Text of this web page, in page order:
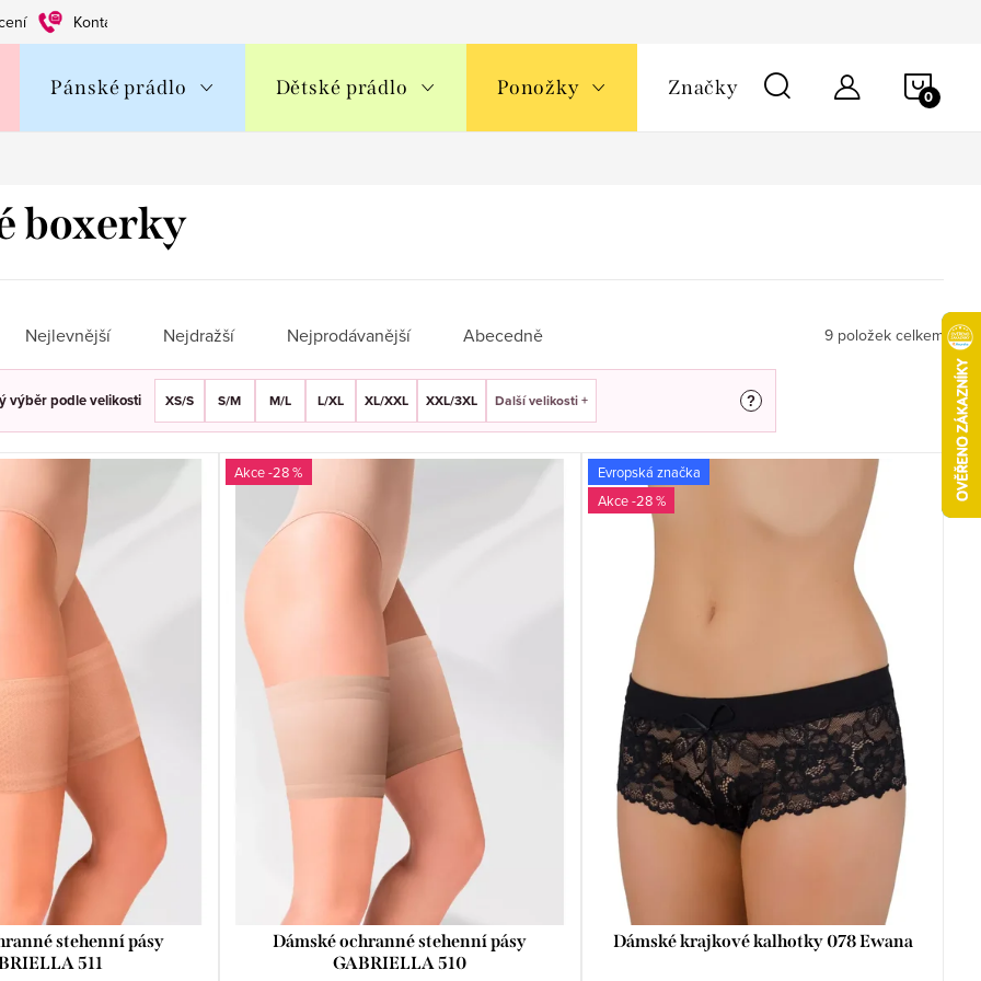
Kontakty
Pánské prádlo Dětské prádlo Ponožky Značky
boxerky
Nejlevnější Nejdražší Nejprodávanější Abecedně 9 položek celkem
výběr podle velikosti XS/S S/M M/L L/XL XL/XXL XXL/3XL Další velikosti + ?
stehenní pásy
511
-28 %
Dámské ochranné stehenní pásy
GABRIELLA 510
Evropská značka
-28 %
Dámské krajkové kalhotky 078 Ewana